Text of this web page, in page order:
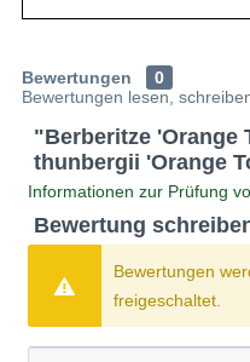
Bewertungen
0
Bewertungen lesen,
"Berberitze 'Orange
thunbergii 'Orange
Informationen zur Prüfung
Bewertung
Bewertungen
freigeschaltet.